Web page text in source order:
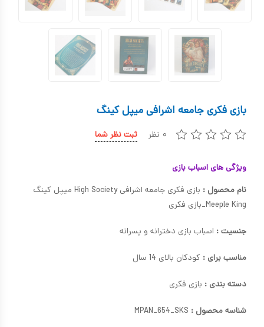
اسباب بازی علمی
اسباب بازی مشاغل
اتاق کودک
بازی فکری جامعه اشرافی میپل کینگ
۰ نظر ثبت نظر شما
ویژگی های اسباب بازی
نام محصول :
بازی فکری جامعه اشرافی High Society میپل کینگ
Meeple King_بازی فکری
جنسیت : اسباب بازی دخترانه و پسرانه
مناسب برای : کودکان بالای 14 سال
دسته بندی : بازی فکری
شناسه محصول : MPAN_654_SKS